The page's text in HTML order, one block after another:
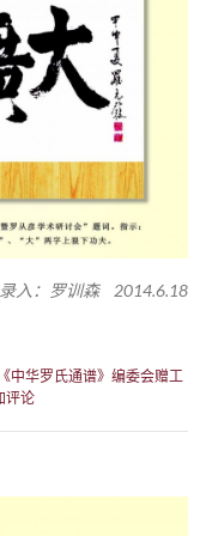
入：罗训森 2014.6.18
中华罗氏通谱》编委会赠工
评论